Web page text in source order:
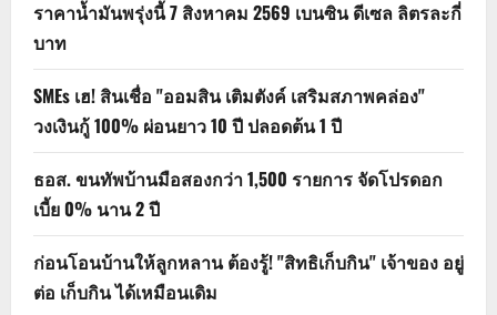
ราคาน้ำมันพรุ่งนี้ 7 สิงหาคม 2569 เบนซิน ดีเซล ลิตรละกี่
บาท
SMEs เฮ! สินเชื่อ "ออมสิน เติมตังค์ เสริมสภาพคล่อง"
วงเงินกู้ 100% ผ่อนยาว 10 ปี ปลอดต้น 1 ปี
ธอส. ขนทัพบ้านมือสองกว่า 1,500 รายการ จัดโปรดอก
เบี้ย 0% นาน 2 ปี
ก่อนโอนบ้านให้ลูกหลาน ต้องรู้! "สิทธิเก็บกิน" เจ้าของ อยู่
ต่อ เก็บกิน ได้เหมือนเดิม